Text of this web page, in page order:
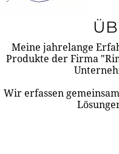
Meine jahrelange
Produkte der Firma
Wir erfassen